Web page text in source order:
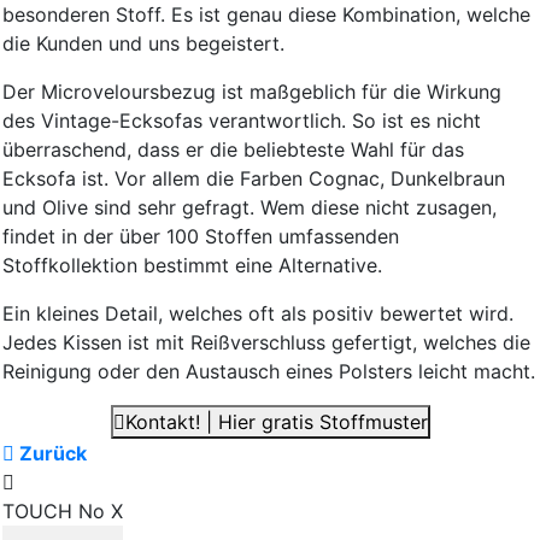
besonderen Stoff. Es ist genau diese Kombination, welche
die Kunden und uns begeistert.
Der Microveloursbezug ist maßgeblich für die Wirkung
des Vintage-Ecksofas verantwortlich. So ist es nicht
überraschend, dass er die beliebteste Wahl für das
Ecksofa ist. Vor allem die Farben Cognac, Dunkelbraun
und Olive sind sehr gefragt. Wem diese nicht zusagen,
findet in der über 100 Stoffen umfassenden
Stoffkollektion bestimmt eine Alternative.
Ein kleines Detail, welches oft als positiv bewertet wird.
Jedes Kissen ist mit Reißverschluss gefertigt, welches die
Reinigung oder den Austausch eines Polsters leicht macht.
Kontakt! | Hier gratis Stoffmuster
Zurück
TOUCH No X